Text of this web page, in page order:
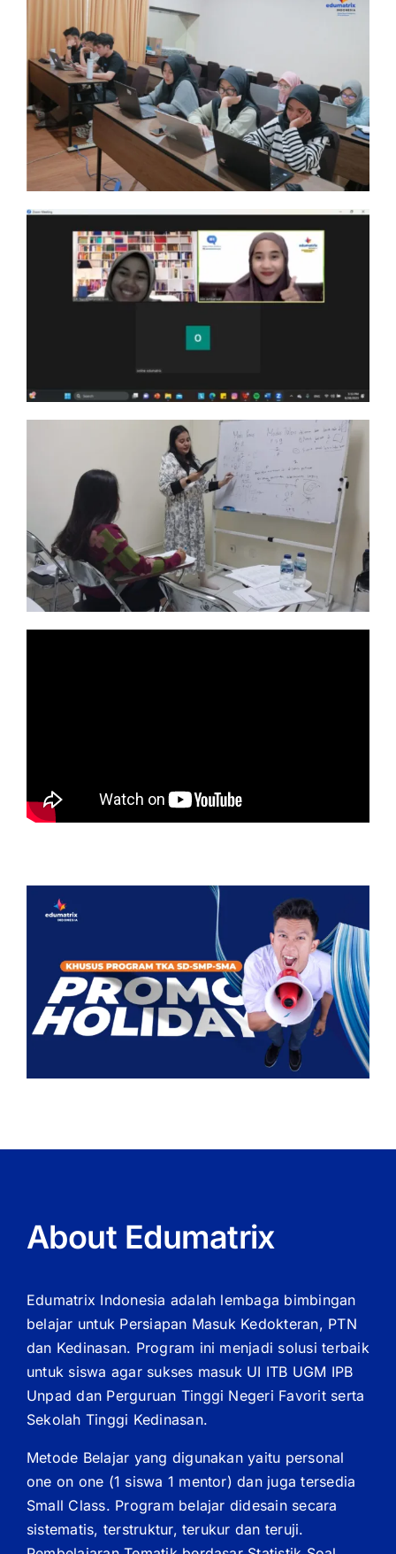
About Edumatrix
Edumatrix Indonesia adalah lembaga bimbingan
belajar untuk Persiapan Masuk Kedokteran, PTN
dan Kedinasan. Program ini menjadi solusi terbaik
untuk siswa agar sukses masuk UI ITB UGM IPB
Unpad dan Perguruan Tinggi Negeri Favorit serta
Sekolah Tinggi Kedinasan.
Metode Belajar yang digunakan yaitu personal
one on one (1 siswa 1 mentor) dan juga tersedia
Small Class. Program belajar didesain secara
sistematis, terstruktur, terukur dan teruji.